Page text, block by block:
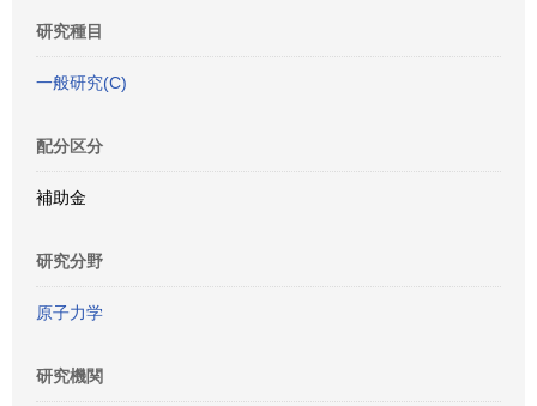
研究種目
一般研究(C)
配分区分
補助金
研究分野
原子力学
研究機関